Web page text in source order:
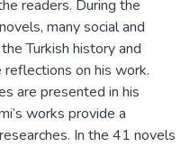
readers. During the
many social and
Turkish history and
on his work.
are presented in his
works provide a
In the 41 novels